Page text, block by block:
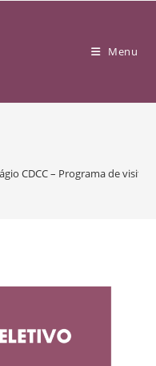
Menu
CDCC – Programa de